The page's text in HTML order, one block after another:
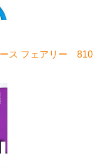
ース フェアリー 810